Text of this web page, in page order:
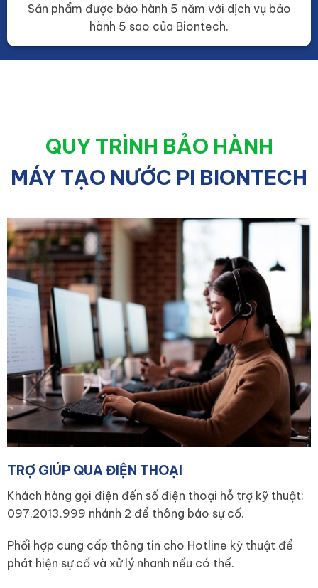
Sản phẩm được bảo hành 5 năm với dịch vụ bảo
hành 5 sao của Biontech.
QUY TRÌNH BẢO HÀNH
MÁY TẠO NƯỚC PI BIONTECH
TRỢ GIÚP QUA ĐIỆN THOẠI
Khách hàng gọi điện đến số điện thoại hỗ trợ kỹ thuật:
097.2013.999 nhánh 2 để thông báo sự cố.
Phối hợp cung cấp thông tin cho Hotline kỹ thuật để
phát hiện sự cố và xử lý nhanh nếu có thể.